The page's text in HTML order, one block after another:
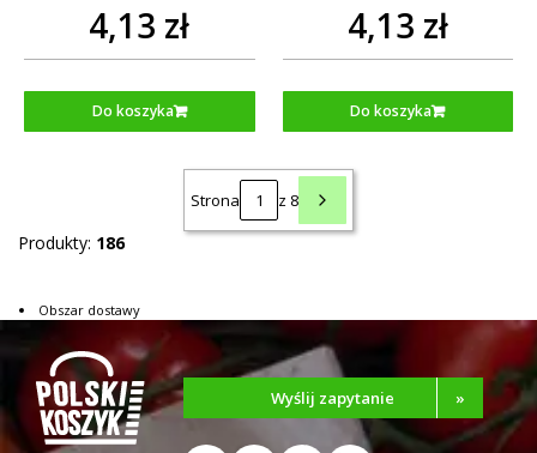
4,13 zł
Do koszyka
4,13 zł
Do koszyka
Strona z 8
Produkty: 186
Obszar dostawy
Wyślij zapytanie »